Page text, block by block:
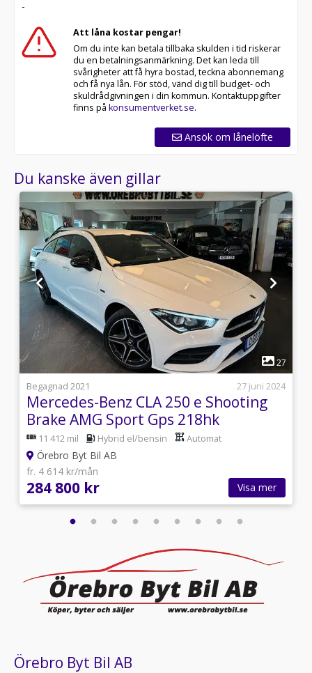
-
Att låna kostar pengar!
Om du inte kan betala tillbaka skulden i tid riskerar
du en betalningsanmärkning. Det kan leda till
svårigheter att få hyra bostad, teckna abonnemang
och få nya lån. För stöd, vänd dig till budget- och
skuldrådgivningen i din kommun. Kontaktuppgifter
finns på konsumentverket.se.
Ansök om lånelöfte
Du kanske även gillar
1
27
Begagnad 2021
27 juni 2024
Mercedes-Benz CLA 250 e Shooting
Brake AMG Sport Gps 218hk
11 412 mil Hybrid el/bensin Automat
Örebro Byt Bil AB
fr. 4 614 kr/mån
284 800 kr Visa mer
Örebro Byt Bil AB